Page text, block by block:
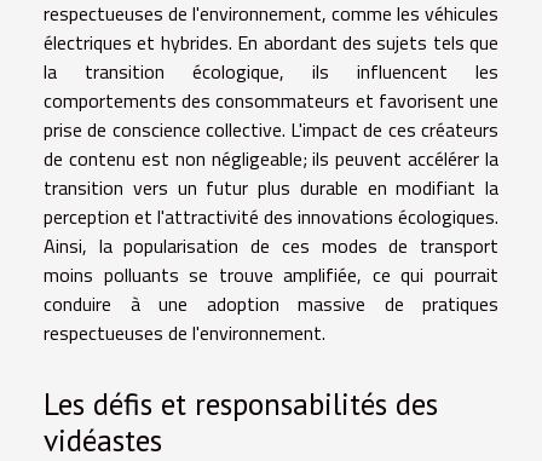
respectueuses de l'environnement, comme les véhicules
électriques et hybrides. En abordant des sujets tels que
la transition écologique, ils influencent les
comportements des consommateurs et favorisent une
prise de conscience collective. L'impact de ces créateurs
de contenu est non négligeable; ils peuvent accélérer la
transition vers un futur plus durable en modifiant la
perception et l'attractivité des innovations écologiques.
Ainsi, la popularisation de ces modes de transport
moins polluants se trouve amplifiée, ce qui pourrait
conduire à une adoption massive de pratiques
respectueuses de l'environnement.
Les défis et responsabilités des
vidéastes